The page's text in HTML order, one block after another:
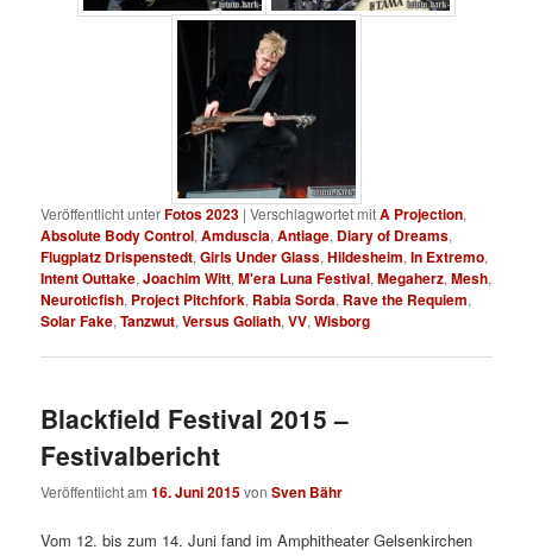
Veröffentlicht unterFotos 2023 |Verschlagwortet mitA Projection,
Absolute Body Control,Amduscia,Antiage, Diary of Dreams,
Flugplatz Drispenstedt,Girls Under Glass,Hildesheim,In Extremo,
Intent Outtake,Joachim Witt,M'era Luna Festival,Megaherz,Mesh,
Neuroticfish, Project Pitchfork, Rabia Sorda, Rave the Requiem,
Solar Fake,Tanzwut,Versus Goliath,VV,Wisborg
Blackfield Festival 2015 –
Festivalbericht
Veröffentlicht am16. Juni 2015vonSven Bähr
Vom 12. bis zum 14. Juni fand im Amphitheater Gelsenkirchen